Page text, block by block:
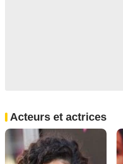
Acteurs et actrices